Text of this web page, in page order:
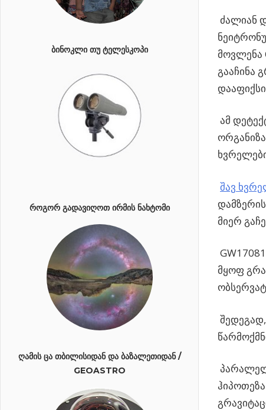
ძალიან
მოვლენა
გააჩინა
ამ
შავ
მიერ
მყოფ
ᲑᲘᲜᲝᲙᲚᲘ ᲗᲣ ᲢᲔᲚᲔᲡᲙᲝᲞᲘ
ᲠᲝᲒᲝᲠ ᲒᲐᲓᲐᲕᲘᲦᲝᲗ ᲘᲠᲛᲘᲡ ᲜᲐᲮᲢᲝᲛᲘ
ᲦᲐᲛᲘᲡ ᲪᲐ ᲗᲑᲘᲚᲘᲡᲘᲓᲐᲜ ᲓᲐ ᲑᲐᲖᲐᲚᲔᲗᲘᲓᲐᲜ /
GEOASTRO